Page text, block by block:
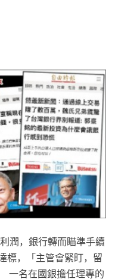
潤，銀行轉而瞄準手續
標，「主管會緊盯，留
一名在國銀擔任理專的